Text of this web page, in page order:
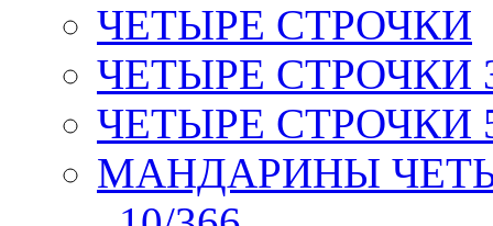
ЧЕТЫРЕ СТРОЧКИ
ЧЕТЫРЕ СТРОЧКИ 3
ЧЕТЫРЕ СТРОЧКИ 5
МАНДАРИНЫ